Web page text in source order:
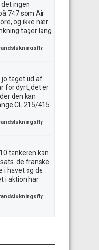
det ingen
747 som Air
og ikke nær
tager lang
·
jo taget ud af
for dyrt,,det er
den kan
CL 215/415
·
tankeren kan
de franske
i havet og de
i aktion har
·